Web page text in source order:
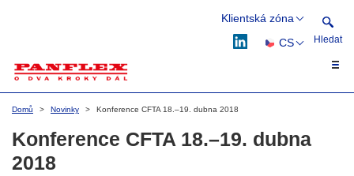
Klientská zóna
WebflexCS
DE
Hledat
Hledat
Domů Novinky Konference CFTA 18.–19. dubna 2018
Konference CFTA 18.–19. dubna
2018